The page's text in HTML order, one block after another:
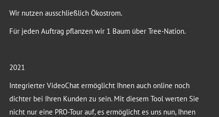
Wir nutzen ausschließlich Ökostrom.
Für jeden Auftrag pflanzen wir 1 Baum über Tree-Nation.
2021
Integrierter VideoChat ermöglicht Ihnen auch online noch
dichter bei Ihren Kunden zu sein. Mit diesem Tool werten Sie
nicht nur eine PRO-Tour auf, es ermöglicht es uns nun, Ihnen